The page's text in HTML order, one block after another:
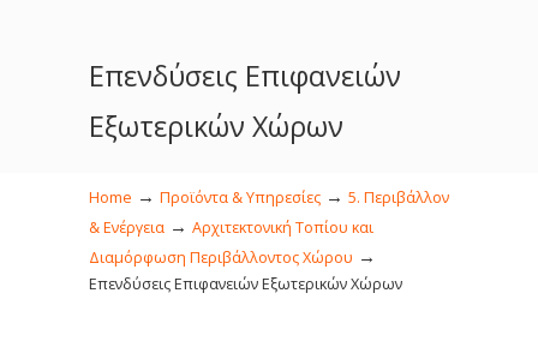
Επενδύσεις Επιφανειών
Εξωτερικών Χώρων
Home → Προϊόντα & Υπηρεσίες → 5. Περιβάλλον
& Ενέργεια → Αρχιτεκτονική Τοπίου και
Διαμόρφωση Περιβάλλοντος Χώρου →
Επενδύσεις Επιφανειών Εξωτερικών Χώρων